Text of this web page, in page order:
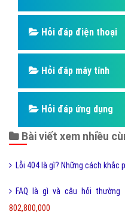
Hỏi đáp điện thoại
Hỏi đáp máy tính
Hỏi đáp ứng dụng
Bài viết xem nhiều
Lỗi 404 là gì? Những cách khắc
FAQ là gì và câu hỏi thường
802,800,000